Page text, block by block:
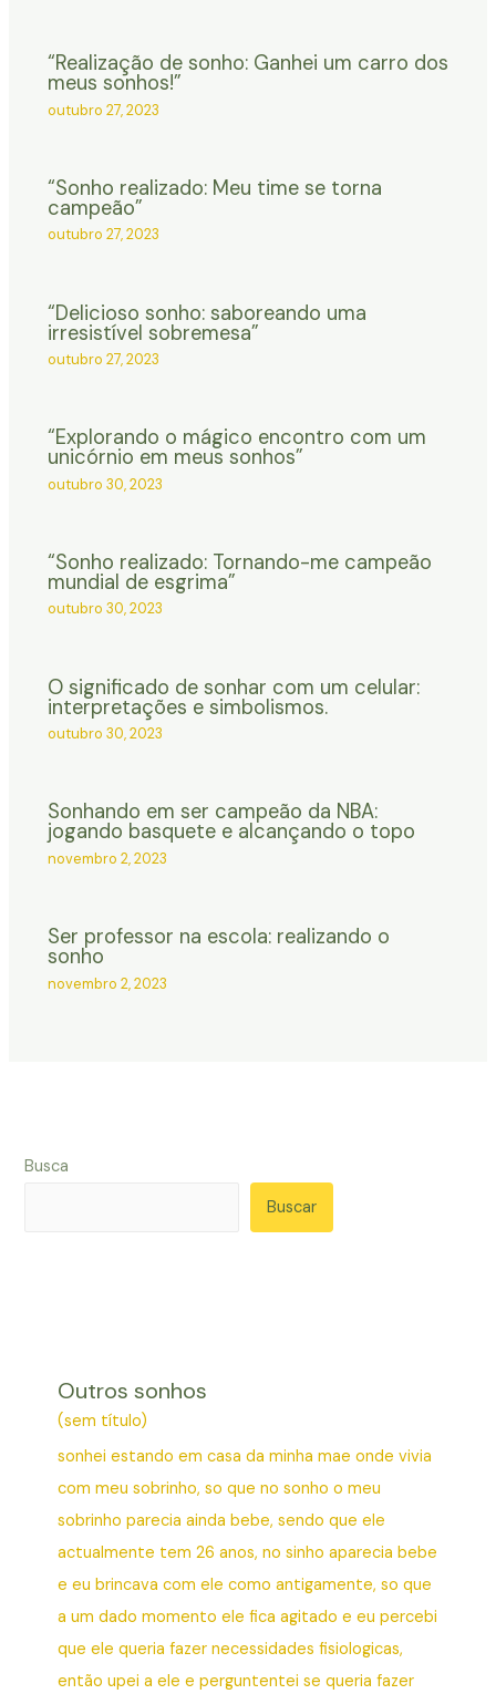
“Realização de sonho: Ganhei um carro dos
meus sonhos!”
outubro 27, 2023
“Sonho realizado: Meu time se torna
campeão”
outubro 27, 2023
“Delicioso sonho: saboreando uma
irresistível sobremesa”
outubro 27, 2023
“Explorando o mágico encontro com um
unicórnio em meus sonhos”
outubro 30, 2023
“Sonho realizado: Tornando-me campeão
mundial de esgrima”
outubro 30, 2023
O significado de sonhar com um celular:
interpretações e simbolismos.
outubro 30, 2023
Sonhando em ser campeão da NBA:
jogando basquete e alcançando o topo
novembro 2, 2023
Ser professor na escola: realizando o
sonho
novembro 2, 2023
Busca
Buscar
Outros sonhos
(sem título)
sonhei estando em casa da minha mae onde vivia
com meu sobrinho, so que no sonho o meu
sobrinho parecia ainda bebe, sendo que ele
actualmente tem 26 anos, no sinho aparecia bebe
e eu brincava com ele como antigamente, so que
a um dado momento ele fica agitado e eu percebi
que ele queria fazer necessidades fisiologicas,
então upei a ele e perguntentei se queria fazer